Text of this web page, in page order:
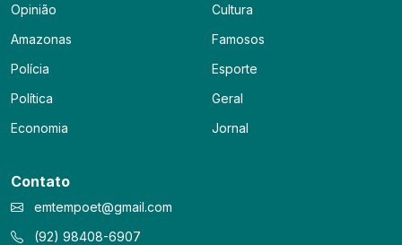
Opinião
Amazonas
Polícia
Política
Economia
Cultura
Famosos
Esporte
Geral
Jornal
Contato
emtempoet@gmail.com
(92) 98408-6907